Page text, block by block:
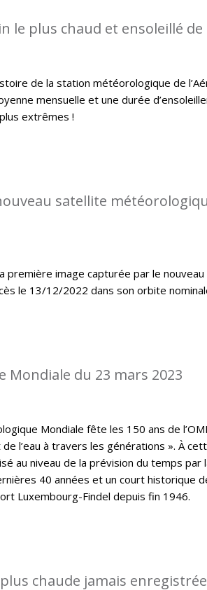
le plus chaud et ensoleillé de
de la station météorologique de
mensuelle et une durée
extrêmes !
satellite
première image capturée par le
le 13/12/2022 dans son orbite
Mondiale du 23 mars 2023
Mondiale fête les 150 ans de
l’eau à travers les générations ». À
au niveau de la prévision du temps par
40 années et un court historique
Luxembourg-Findel depuis fin 1946.
chaude jamais